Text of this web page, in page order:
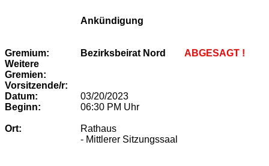
Ankündigung
Gremium: Bezirksbeirat Nord
ABGESAGT !
Weitere
Gremien:
Vorsitzende/r:
Datum:
03/20/2023
Beginn:
06:30 PM Uhr
Ort:
Rathaus
- Mittlerer Sitzungssaal